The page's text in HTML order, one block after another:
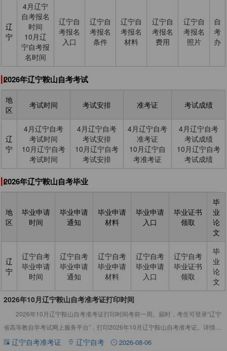
辽
宁
4月辽宁
自考报名
时间
10月辽
宁自考报
名时间
辽宁自
考报名
入口
辽宁自
考报名
条件
辽宁自
考报名
材料
辽宁自
考报名
费用
辽宁自
考报名
照片
自
考
办
2026年辽宁鞍山自考考试
地
区
考试时间 考试安排 准考证 考试成绩
辽
宁
4月辽宁自考
考试时间
10月辽宁自考
考试时间
4月辽宁自考
考试安排
10月辽宁自考
考试安排
4月辽宁自考
准考证
10月辽宁自
考准考证
4月辽宁自考
考试成绩
10月辽宁自考
考试成绩
2026年辽宁鞍山自考毕业
地
区
毕业申请
时间
毕业申请
通知
毕业申请
材料
毕业申请
入口
毕业证书
领取
毕
业
论
文
辽
宁
辽宁自考
毕业申请
时间
辽宁自考
毕业申请
通知
辽宁自考
毕业申请
材料
辽宁自考
毕业申请
入口
辽宁自考
毕业证书
领取
毕
业
论
文
2026年10月辽宁鞍山自考准考证打印时间
2026年10月辽宁鞍山自考准考证打印时间考前一周。届时，考生可登录“辽宁
省高等教自学考试网上服务平台”，打印2026年10月辽宁鞍山自考准考证。详情如
下：2026年10月辽宁鞍山自考准考证打印时间2
辽宁自考准考证 辽宁自考 2026-08-06